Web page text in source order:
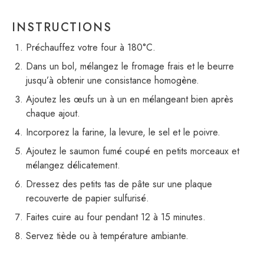
INSTRUCTIONS
Préchauffez votre four à 180°C.
Dans un bol, mélangez le fromage frais et le beurre
jusqu’à obtenir une consistance homogène.
Ajoutez les œufs un à un en mélangeant bien après
chaque ajout.
Incorporez la farine, la levure, le sel et le poivre.
Ajoutez le saumon fumé coupé en petits morceaux et
mélangez délicatement.
Dressez des petits tas de pâte sur une plaque
recouverte de papier sulfurisé.
Faites cuire au four pendant 12 à 15 minutes.
Servez tiède ou à température ambiante.